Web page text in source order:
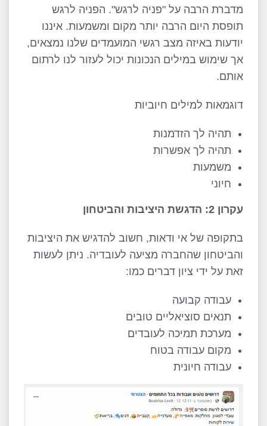
מדברת הרבה על "פניה לרגש". הפניה לרגש
תופסת היום הרבה יותר מקום ומשמעות. איננו
יודעות באיזה מצב רגשי המועמדים שלנו נמצאים,
אך שימוש במילים הנכונות יכול לעזור לנו לרתום
אותם.
דוגמאות למילים חיוביות
תהיה לך הזדמנות
תהיה לך אפשרות
משמעות
חיוני
עקרון 2: הדגשת היציבות והביטחון
בתקופה של אי ודאות, חשוב להדגיש את היציבות
והביטחון שהחברה מציעה לעובדיה. ניתן לעשות
זאת על ידי ציון דברים כמו:
עבודה קבועה
תנאים סוציאליים טובים
מערכת תמיכה לעובדים
מקום עבודה בטוח
עבודה חיונית